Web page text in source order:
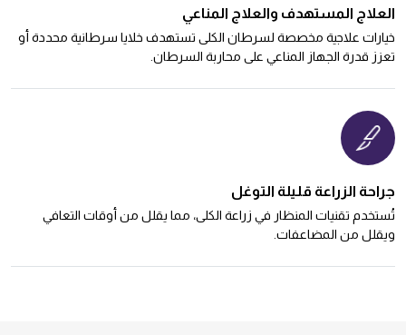
العلاج المستهدف والعلاج المناعي
خيارات علاجية مخصصة لسرطان الكلى تستهدف خلايا سرطانية محددة أو
تعزز قدرة الجهاز المناعي على محاربة السرطان.
جراحة الزراعة قليلة التوغل
تُستخدم تقنيات المنظار في زراعة الكلى، مما يقلل من أوقات التعافي
ويقلل من المضاعفات.